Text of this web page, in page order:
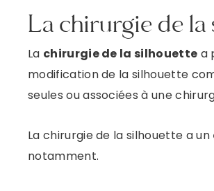
La chirurgie de la
La chirurgie de la silhouette a
modification de la silhouette
seules ou associées à une
La chirurgie de la silhouette a un
notamment.